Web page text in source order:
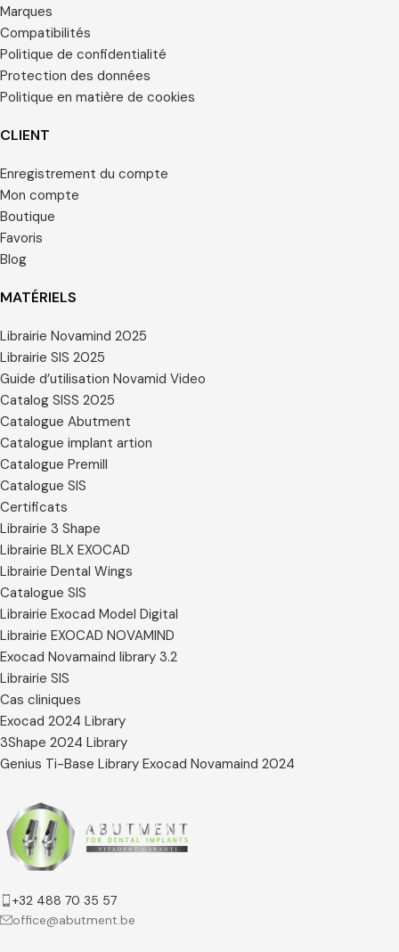
Marques
Compatibilités
Politique de confidentialité
Protection des données
Politique en matière de cookies
CLIENT
Enregistrement du compte
Mon compte
Boutique
Favoris
Blog
MATÉRIELS
Librairie Novamind 2025
Librairie SIS 2025
Guide d’utilisation Novamid Video
Catalog SISS 2025
Catalogue Abutment
Catalogue implant artion
Catalogue Premill
Catalogue SIS
Certificats
Librairie 3 Shape
Librairie BLX EXOCAD
Librairie Dental Wings
Catalogue SIS
Librairie Exocad Model Digital
Librairie EXOCAD NOVAMIND
Exocad Novamaind library 3.2
Librairie SIS
Cas cliniques
Exocad 2024 Library
3Shape 2024 Library
Genius Ti-Base Library Exocad Novamaind 2024
+32 488 70 35 57
office@abutment.be